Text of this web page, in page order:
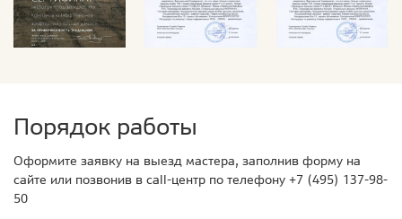
Порядок работы
Оформите заявку на выезд мастера, заполнив форму на
сайте или позвонив в call-центр по телефону +7 (495) 137-98-
50